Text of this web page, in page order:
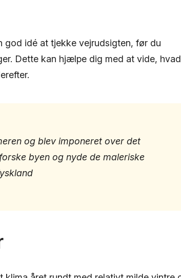
idé at tjekke vejrudsigten, før du
Dette kan hjælpe dig med at vide,
og blev imponeret over det
byen og nyde de maleriske